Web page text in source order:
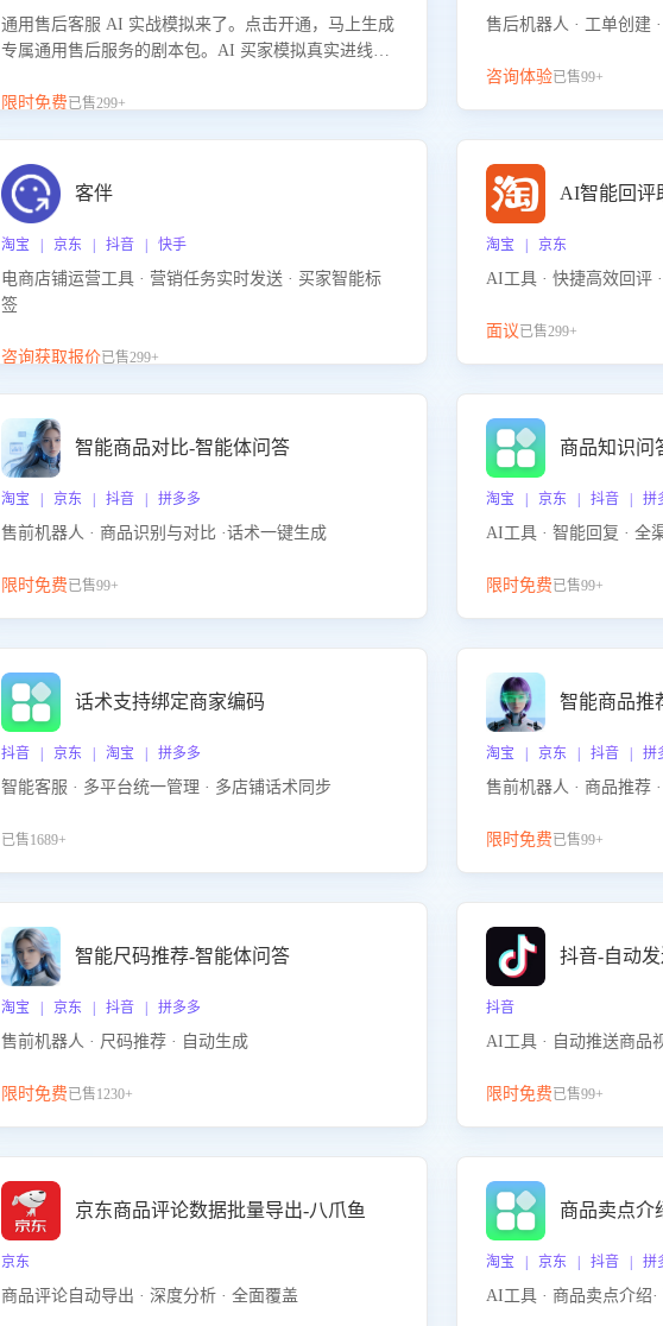
通用售后客服 AI 实战模拟来了。点击开通，马上生成
专属通用售后服务的剧本包。AI 买家模拟真实进线咨
咨询等售后场景的应对要点，轻松提升服务能力。
限时免费已售299+
售后机器人 · 工单创建
咨询体验已售99+
客伴
淘宝 | 京东 | 抖音 | 快手
电商店铺运营工具 · 营销任务实时发送 · 买家智能标
签
咨询获取报价已售299+
AI智能回评
淘宝 | 京东
AI工具 · 快捷高效回评
面议已售299+
智能商品对比-智能体问答
淘宝 | 京东 | 抖音 | 拼多多
售前机器人 · 商品识别与对比 ·话术一键生成
限时免费已售99+
商品知识问
淘宝 | 京东 | 抖音 | 拼
AI工具 · 智能回复 · 全
限时免费已售99+
话术支持绑定商家编码
抖音 | 京东 | 淘宝 | 拼多多
智能客服 · 多平台统一管理 · 多店铺话术同步
已售1689+
智能商品推
淘宝 | 京东 | 抖音 | 拼
售前机器人 · 商品推荐
限时免费已售99+
智能尺码推荐-智能体问答
淘宝 | 京东 | 抖音 | 拼多多
售前机器人 · 尺码推荐 · 自动生成
限时免费已售1230+
抖音
AI工具 · 自动推送商品
限时免费已售99+
京东商品评论数据批量导出-八爪鱼
京东
商品评论自动导出 · 深度分析 · 全面覆盖
商品卖点介
淘宝 | 京东 | 抖音 | 拼
AI工具 · 商品卖点介绍